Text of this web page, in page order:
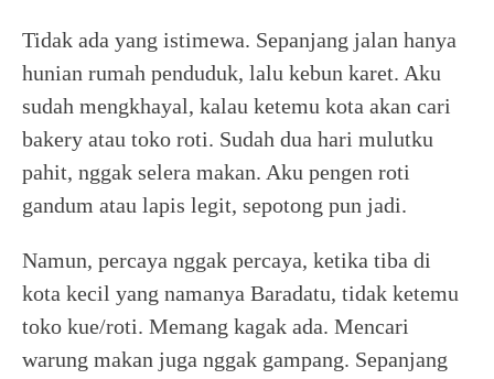
Tidak ada yang istimewa. Sepanjang jalan hanya
hunian rumah penduduk, lalu kebun karet. Aku
sudah mengkhayal, kalau ketemu kota akan cari
bakery atau toko roti. Sudah dua hari mulutku
pahit, nggak selera makan. Aku pengen roti
gandum atau lapis legit, sepotong pun jadi.
Namun, percaya nggak percaya, ketika tiba di
kota kecil yang namanya Baradatu, tidak ketemu
toko kue/roti. Memang kagak ada. Mencari
warung makan juga nggak gampang. Sepanjang